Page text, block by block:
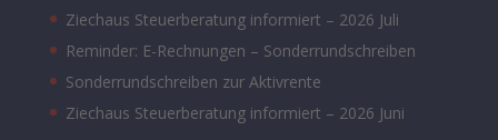
Ziechaus Steuerberatung informiert – 2026 Juli
Reminder: E-Rechnungen – Sonderrundschreiben
Sonderrundschreiben zur Aktivrente
Ziechaus Steuerberatung informiert – 2026 Juni